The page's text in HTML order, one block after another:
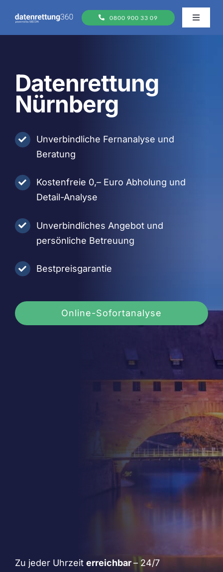
Inhalt
springen
0800 900 33 09
Toggle
FAQs
Ablauf
Standorte
Datenrettung
Nürnberg
Unverbindliche Fernanalyse und
Beratung
Kostenfreie 0,– Euro Abholung und
Detail-Analyse
Unverbindliches Angebot und
persönliche Betreuung
Bestpreisgarantie
Online-Sofortanalyse
Zu jeder Uhrzeit erreichbar– 24/7